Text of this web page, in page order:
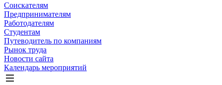
Соискателям
Предпринимателям
Работодателям
Студентам
Путеводитель по компаниям
Рынок труда
Новости сайта
Календарь мероприятий